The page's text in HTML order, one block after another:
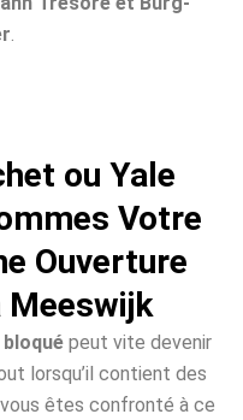
.
ou Yale
Votre
Ouverture
peut vite devenir
lorsqu’il contient des
êtes confronté à ce